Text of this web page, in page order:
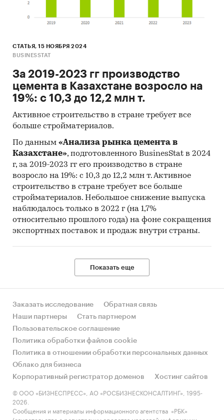
СТАТЬЯ, 15 НОЯБРЯ 2024
BUSINESSTAT
За 2019-2023 гг производство
цемента в Казахстане возросло на
19%: с 10,3 до 12,2 млн т.
Активное строительство в стране требует все
больше стройматериалов.
По данным «Анализа рынка цемента в
Казахстане», подготовленного BusinesStat в 2024
г, за 2019-2023 гг его производство в стране
возросло на 19%: с 10,3 до 12,2 млн т. Активное
строительство в стране требует все больше
стройматериалов. Небольшое снижение выпуска
наблюдалось только в 2022 г (на 1,7%
относительно прошлого года) на фоне сокращения
экспортных поставок и продаж внутри страны.
Показать еще
Заказать исследование
Обратная связь
Наши партнеры
Стать партнером
Пользовательское соглашение
Политика обработки файлов cookie
Политика в отношении обработки персональных данных
Облако для бизнеса
Корпоративный регистратор доменов
Хостинг сайтов
© ООО «БИЗНЕСПРЕСС», АО «РОСБИЗНЕСКОНСАЛТИНГ», 1995-
2026.
Сообщения и материалы информационного агентства «РБК»